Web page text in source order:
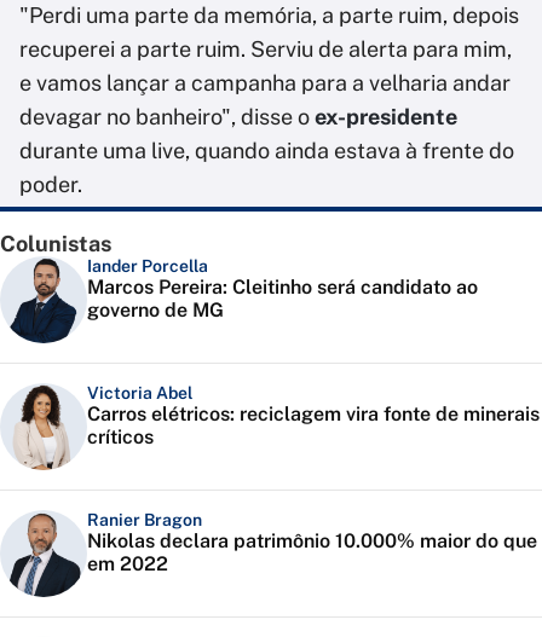
"Perdi uma parte da memória, a parte ruim, depois
recuperei a parte ruim. Serviu de alerta para mim,
e vamos lançar a campanha para a velharia andar
devagar no banheiro", disse oex-presidente
durante uma live, quando ainda estava à frente do
poder.
Colunistas
Iander Porcella
Marcos Pereira: Cleitinho será candidato ao
governo de MG
Victoria Abel
Carros elétricos: reciclagem vira fonte de minerais
críticos
Ranier Bragon
Nikolas declara patrimônio 10.000% maior do que
em 2022